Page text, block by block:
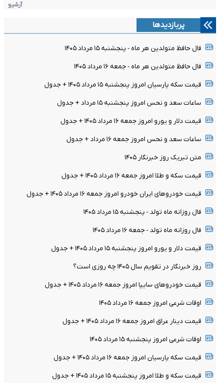
آرشیو
پربازدیدها
فال حافظ متولدین هر ماه - پنجشنبه ۱۵ مرداد ۱۴۰۵
فال حافظ متولدین هر ماه - جمعه ۱۶ مرداد ۱۴۰۵
قیمت سکه پارسیان امروز پنجشنبه ۱۵ مرداد ۱۴۰۵ + جدول
ساعات سعد و نحس امروز پنجشنبه ۱۵ مرداد + جدول
قیمت دلار و یورو امروز جمعه ۱۶ مرداد ۱۴۰۵ + جدول
ساعات سعد و نحس امروز جمعه ۱۶ مرداد + جدول
متن تبریک روز خبرنگار ۱۴۰۵
قیمت سکه و طلا امروز جمعه ۱۶ مرداد ۱۴۰۵ + جدول
قیمت خودرو‌های ایران خودرو امروز جمعه ۱۶ مرداد ۱۴۰۵ + جدول
فال روزانه ماه تولد - پنجشنبه ۱۵ مرداد ۱۴۰۵
فال روزانه ماه تولد - جمعه ۱۶ مرداد ۱۴۰۵
قیمت دلار و یورو امروز پنجشنبه ۱۵ مرداد ۱۴۰۵ + جدول
روز خبرنگار در تقویم سال ۱۴۰۵ چه روزی است؟
قیمت خودرو‌های سایپا امروز جمعه ۱۶ مرداد ۱۴۰۵ + جدول
اوقات شرعی امروز جمعه ۱۶ مرداد ۱۴۰۵
قیمت دینار عراق امروز جمعه ۱۶ مرداد ۱۴۰۵ + جدول
اوقات شرعی امروز پنجشنبه ۱۵ مرداد ۱۴۰۵
قیمت سکه پارسیان امروز جمعه ۱۶ مرداد ۱۴۰۵ + جدول
قیمت سکه و طلا امروز پنجشنبه ۱۵ مرداد ۱۴۰۵ + جدول